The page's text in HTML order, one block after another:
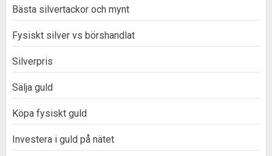
Bästa silvertackor och mynt
Fysiskt silver vs börshandlat
Silverpris
Sälja guld
Köpa fysiskt guld
Investera i guld på nätet